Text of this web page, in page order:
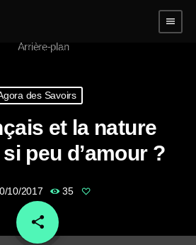
menu
des Savoirs
et la nature
peu d’amour ?
10/2017 35
share
email